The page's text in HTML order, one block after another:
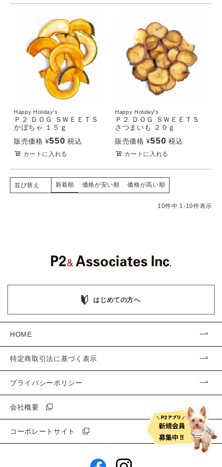
Happy Holiday's
Ｐ２ ＤＯＧ ＳＷＥＥＴＳ
かぼちゃ １５ｇ
販売価格 ¥550 税込
カートに入れる
Happy Holiday's
Ｐ２ ＤＯＧ ＳＷＥＥＴＳ
さつまいも ２０ｇ
販売価格 ¥550 税込
カートに入れる
並び替え 新着順 価格が安い順 価格が高い順
10件中 1-10件表示
はじめての方へ
HOME
特定商取引法に基づく表示
プライバシーポリシー
会社概要
コーポレートサイト